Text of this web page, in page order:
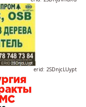
erid: 2SDnjcLUypt